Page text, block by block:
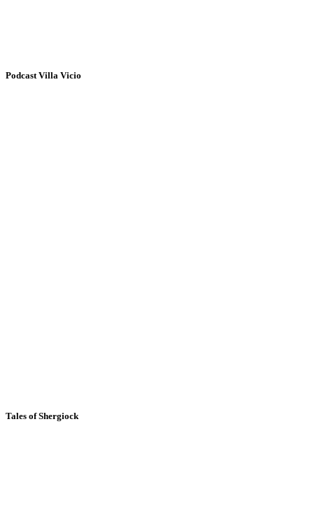
Podcast Villa Vicio
Tales of Shergiock